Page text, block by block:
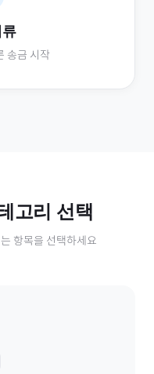
송금 시작
고리 선택
항목을 선택하세요